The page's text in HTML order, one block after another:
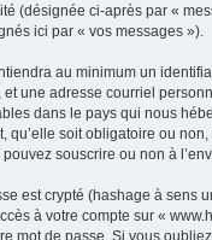
(désignée ci-après par «
ici par « vos messages »).
au minimum un
et une adresse courriel
dans le pays qui nous
qu’elle soit obligatoire ou
souscrire ou non à
est crypté (hashage à sens
à votre compte sur «
mot de passe. Si vous